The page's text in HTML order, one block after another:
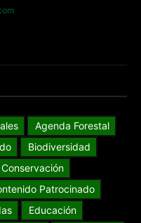
Agenda Forestal
Biodiversidad
Conservación
Patrocinado
Educación